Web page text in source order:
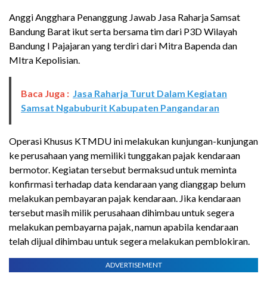
Anggi Angghara Penanggung Jawab Jasa Raharja Samsat
Bandung Barat ikut serta bersama tim dari P3D Wilayah
Bandung I Pajajaran yang terdiri dari Mitra Bapenda dan
MItra Kepolisian.
Baca Juga : Jasa Raharja Turut Dalam Kegiatan
Samsat Ngabuburit Kabupaten Pangandaran
Operasi Khusus KTMDU ini melakukan kunjungan-kunjungan
ke perusahaan yang memiliki tunggakan pajak kendaraan
bermotor. Kegiatan tersebut bermaksud untuk meminta
konfirmasi terhadap data kendaraan yang dianggap belum
melakukan pembayaran pajak kendaraan. Jika kendaraan
tersebut masih milik perusahaan dihimbau untuk segera
melakukan pembayarna pajak, namun apabila kendaraan
telah dijual dihimbau untuk segera melakukan pemblokiran.
ADVERTISEMENT